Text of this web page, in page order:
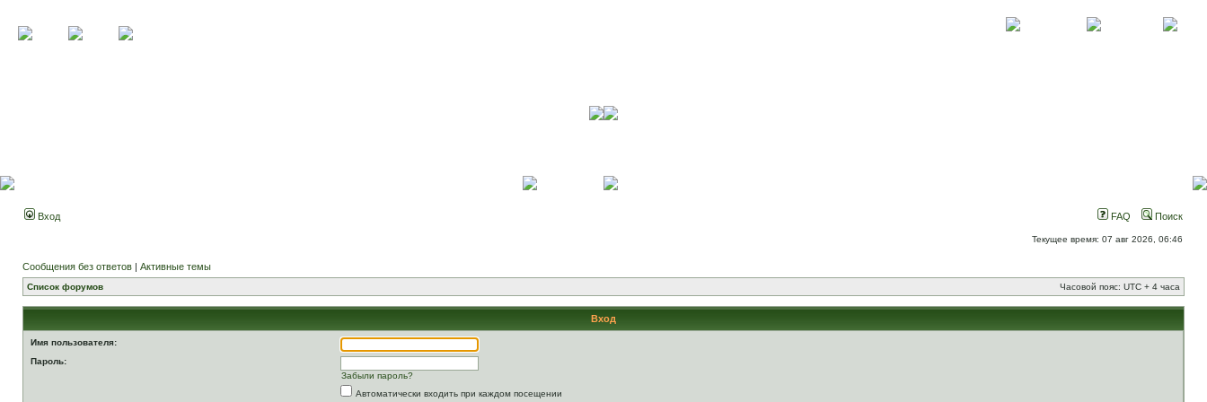
Вход FAQ Поиск
Текущее время: 07 авг 2026, 06:46
Сообщения без ответов | Активные темы
Список форумов Часовой пояс: UTC + 4 часа
Вход
Имя пользователя:
Пароль:
Забыли пароль?
Автоматически входить при каждом посещении